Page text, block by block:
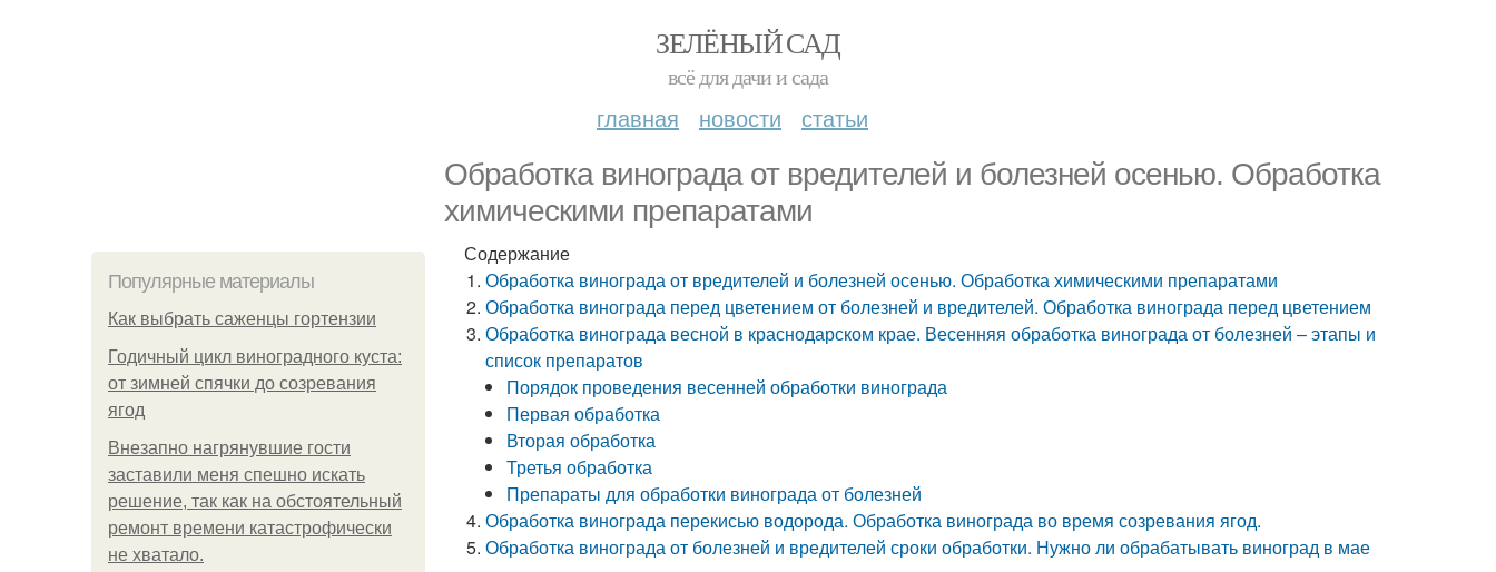
ЗЕЛЁНЫЙ САД
всё для дачи и сада
главная новости статьи
Обработка винограда от вредителей и болезней осенью. Обработка
химическими препаратами
Популярные материалы
Как выбрать саженцы гортензии
Годичный цикл виноградного куста:
от зимней спячки до созревания
ягод
Внезапно нагрянувшие гости
заставили меня спешно искать
решение, так как на обстоятельный
ремонт времени катастрофически
не хватало.
Содержание
Обработка винограда от вредителей и болезней осенью. Обработка химическими препаратами
Обработка винограда перед цветением от болезней и вредителей. Обработка винограда перед цветением
Обработка винограда весной в краснодарском крае. Весенняя обработка винограда от болезней – этапы и
список препаратов
Порядок проведения весенней обработки винограда
Первая обработка
Вторая обработка
Третья обработка
Препараты для обработки винограда от болезней
Обработка винограда перекисью водорода. Обработка винограда во время созревания ягод.
Обработка винограда от болезней и вредителей сроки обработки. Нужно ли обрабатывать виноград в мае